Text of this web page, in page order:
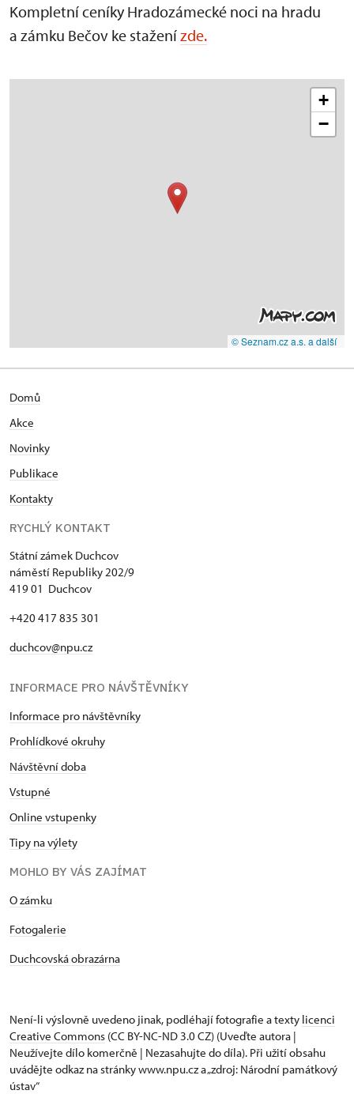
Kompletní ceníky Hradozámecké noci na hradu
a zámku Bečov ke staženízde.
+
−
© Seznam.cz a.s. a další
Domů
Akce
Novinky
Publikace
Kontakty
RYCHLÝ KONTAKT
Státní zámek Duchcov
náměstí Republiky 202/9
419 01 Duchcov
+420 417 835 301
duchcov@npu.cz
INFORMACE PRO NÁVŠTĚVNÍKY
Informace pro návštěvníky
Prohlídkové okruhy
Návštěvní doba
Vstupné
Online vstupenky
Tipy na výlety
MOHLO BY VÁS ZAJÍMAT
O zámku
Fotogalerie
Duchcovská obrazárna
Není-li výslovně uvedeno jinak, podléhají fotografie a texty licenci
Creative Commons (CC BY-NC-ND 3.0 CZ) (Uveďte autora |
Neužívejte dílo komerčně | Nezasahujte do díla). Při užití obsahu
uvádějte odkaz na stránky www.npu.cz a „zdroj: Národní památkový
ústav“